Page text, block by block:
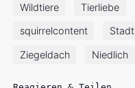
Wildtiere Tierliebe
squirrelcontent Stadt
Ziegeldach Niedlich